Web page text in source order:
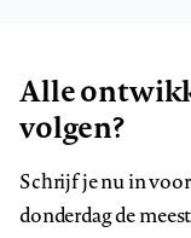
Alle
volgen?
Schrijf je nu in
donderdag de